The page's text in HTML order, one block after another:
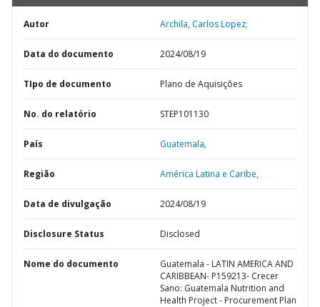
Autor Archila, Carlos Lopez;
Data do documento 2024/08/19
TIpo de documento Plano de Aquisições
No. do relatório STEP101130
País Guatemala,
Região América Latina e Caribe,
Data de divulgação 2024/08/19
Disclosure Status Disclosed
Nome do documento
Guatemala - LATIN AMERICA AND
CARIBBEAN- P159213- Crecer
Sano: Guatemala Nutrition and
Health Project - Procurement Plan